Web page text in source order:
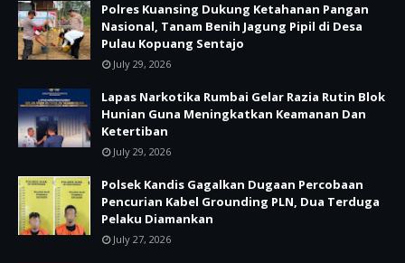
Polres Kuansing Dukung Ketahanan Pangan
Nasional, Tanam Benih Jagung Pipil di Desa
Pulau Kopuang Sentajo
July 29, 2026
Lapas Narkotika Rumbai Gelar Razia Rutin Blok
Hunian Guna Meningkatkan Keamanan Dan
Ketertiban
July 29, 2026
Polsek Kandis Gagalkan Dugaan Percobaan
Pencurian Kabel Grounding PLN, Dua Terduga
Pelaku Diamankan
July 27, 2026